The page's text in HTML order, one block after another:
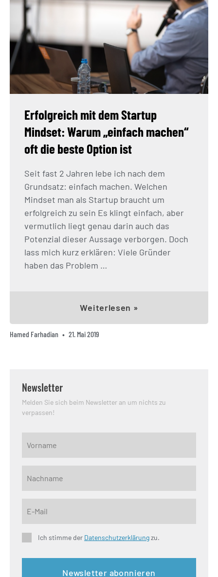
Erfolgreich mit dem Startup
Mindset: Warum „einfach machen“
oft die beste Option ist
Seit fast 2 Jahren lebe ich nach dem
Grundsatz: einfach machen. Welchen
Mindset man als Startup braucht um
erfolgreich zu sein Es klingt einfach, aber
vermutlich liegt genau darin auch das
Potenzial dieser Aussage verborgen. Doch
lass mich kurz erklären: Viele Gründer
haben das Problem …
Weiterlesen »
Hamed Farhadian 21. Mai 2019
Newsletter
Melden Sie sich beim Newsletter an um nichts zu
verpassen!
Ich stimme der Datenschutzerklärungzu.